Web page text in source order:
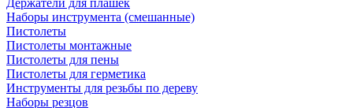
Держатели для плашек
Наборы инструмента (смешанные)
Пистолеты
Пистолеты монтажные
Пистолеты для пены
Пистолеты для герметика
Инструменты для резьбы по дереву
Наборы резцов